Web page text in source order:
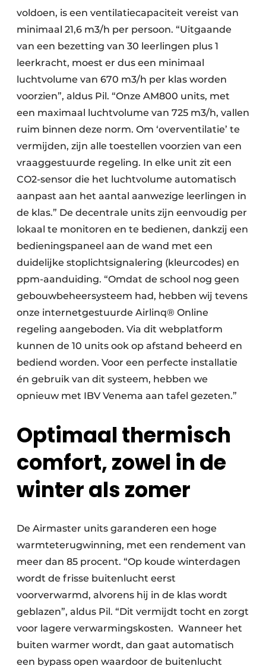
voldoen, is een ventilatiecapaciteit vereist van
minimaal 21,6 m3/h per persoon. “Uitgaande
van een bezetting van 30 leerlingen plus 1
leerkracht, moest er dus een minimaal
luchtvolume van 670 m3/h per klas worden
voorzien”, aldus Pil. “Onze AM800 units, met
een maximaal luchtvolume van 725 m3/h, vallen
ruim binnen deze norm. Om ‘overventilatie’ te
vermijden, zijn alle toestellen voorzien van een
vraaggestuurde regeling. In elke unit zit een
CO2-sensor die het luchtvolume automatisch
aanpast aan het aantal aanwezige leerlingen in
de klas.” De decentrale units zijn eenvoudig per
lokaal te monitoren en te bedienen, dankzij een
bedieningspaneel aan de wand met een
duidelijke stoplichtsignalering (kleurcodes) en
ppm-aanduiding. “Omdat de school nog geen
gebouwbeheersysteem had, hebben wij tevens
onze internetgestuurde Airlinq® Online
regeling aangeboden. Via dit webplatform
kunnen de 10 units ook op afstand beheerd en
bediend worden. Voor een perfecte installatie
én gebruik van dit systeem, hebben we
opnieuw met IBV Venema aan tafel gezeten.”
Optimaal thermisch
comfort, zowel in de
winter als zomer
De Airmaster units garanderen een hoge
warmteterugwinning, met een rendement van
meer dan 85 procent. “Op koude winterdagen
wordt de frisse buitenlucht eerst
voorverwarmd, alvorens hij in de klas wordt
geblazen”, aldus Pil. “Dit vermijdt tocht en zorgt
voor lagere verwarmingskosten. Wanneer het
buiten warmer wordt, dan gaat automatisch
een bypass open waardoor de buitenlucht